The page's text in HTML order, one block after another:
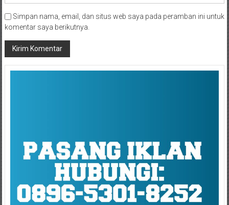
Simpan nama, email, dan situs web saya pada peramban ini untuk
komentar saya berikutnya.